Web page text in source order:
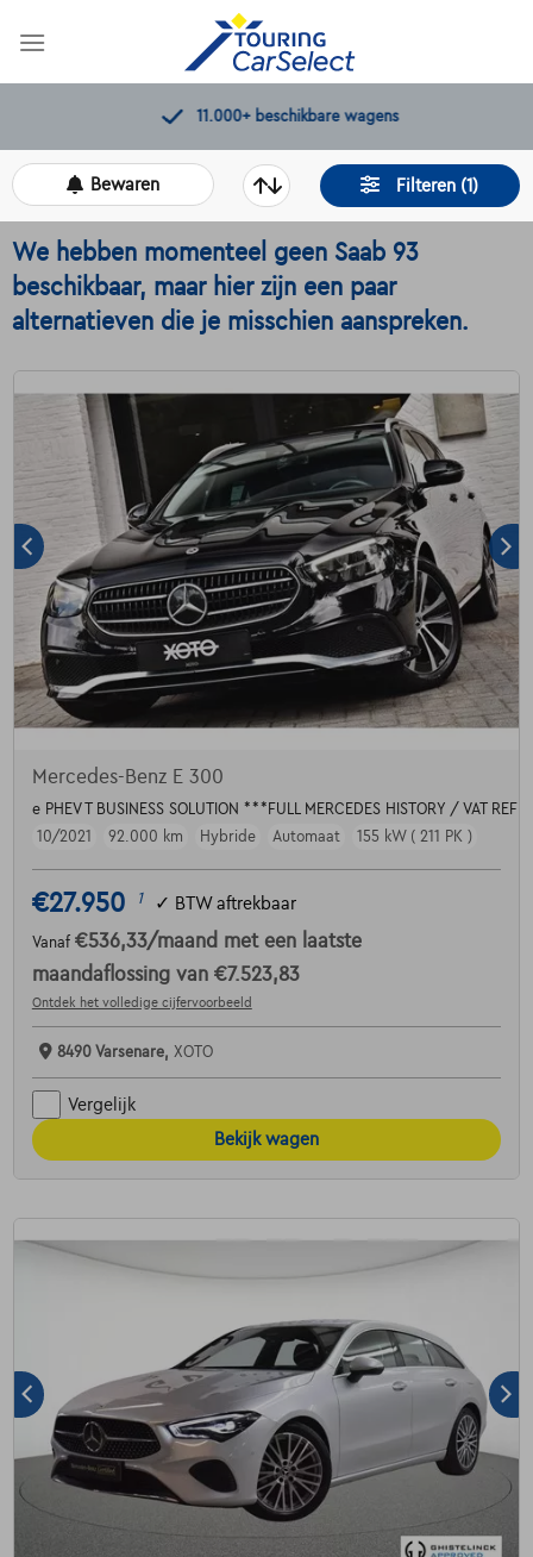
11.000+beschikbare wagens
Filteren (1)
Bewaren
We hebben momenteel geen Saab 93
beschikbaar, maar hier zijn een paar
alternatieven die je misschien aanspreken.
Mercedes-Benz E 300
e PHEV T BUSINESS SOLUTION ***FULL MERCEDES HISTORY / VAT
10/2021
92.000 km Hybride Automaat 155 kW ( 211 PK )
€27.950 1 ✓ BTW aftrekbaar
Vanaf €536,33/maand met een laatste
maandaflossing van €7.523,83
Ontdek het volledige cijfervoorbeeld
8490 Varsenare, XOTO
Vergelijk
Bekijk wagen